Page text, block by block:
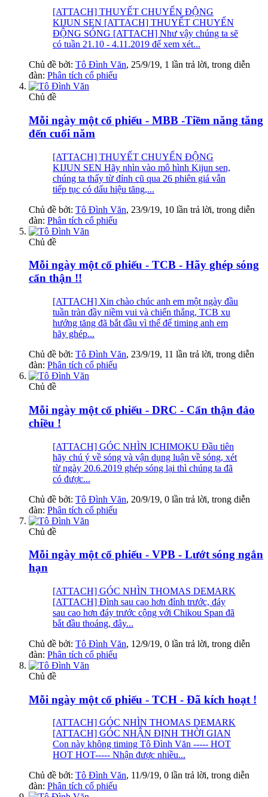
[ATTACH] THUYẾT CHUYỂN ĐỘNG
KIJUN SEN [ATTACH] THUYẾT CHUYỂN
ĐỘNG SÓNG [ATTACH] Như vậy chúng ta sẽ
có tuần 21.10 - 4.11.2019 để xem xét...
Chủ đề bởi: Tô Đình Văn, 25/9/19, 1 lần trả lời, trong diễn
đàn: Phân tích cổ phiếu
Chủ đề
Mỗi ngày một cổ phiếu - MBB -Tiềm năng tăng
đến cuối năm
[ATTACH] THUYẾT CHUYỂN ĐỘNG
KIJUN SEN Hãy nhìn vào mô hình Kijun sen,
chúng ta thấy từ đỉnh cũ qua 26 phiên giá vẫn
tiếp tục có dấu hiệu tăng,...
Chủ đề bởi: Tô Đình Văn, 23/9/19, 10 lần trả lời, trong diễn
đàn: Phân tích cổ phiếu
Chủ đề
Mỗi ngày một cổ phiếu - TCB - Hãy ghép sóng
cẩn thận !!
[ATTACH] Xin chào chúc anh em một ngày đầu
tuần tràn đầy niềm vui và chiến thắng, TCB xu
hướng tăng đã bắt đầu vì thế đế timing anh em
hãy ghép...
Chủ đề bởi: Tô Đình Văn, 23/9/19, 11 lần trả lời, trong diễn
đàn: Phân tích cổ phiếu
Chủ đề
Mỗi ngày một cổ phiếu - DRC - Cẩn thận đảo
chiều !
[ATTACH] GÓC NHÌN ICHIMOKU Đầu tiên
hãy chú ý về sóng và vận dụng luận về sóng, xét
từ ngày 20.6.2019 ghép sóng lại thì chúng ta đã
có được...
Chủ đề bởi: Tô Đình Văn, 20/9/19, 0 lần trả lời, trong diễn
đàn: Phân tích cổ phiếu
Chủ đề
Mỗi ngày một cổ phiếu - VPB - Lướt sóng ngắn
hạn
[ATTACH] GÓC NHÌN THOMAS DEMARK
[ATTACH] Đình sau cao hơn đỉnh trước, đáy
sau cao hơn đáy trước cộng với Chikou Span đã
bắt đầu thoáng, đây...
Chủ đề bởi: Tô Đình Văn, 12/9/19, 0 lần trả lời, trong diễn
đàn: Phân tích cổ phiếu
Chủ đề
Mỗi ngày một cổ phiếu - TCH - Đã kích hoạt !
[ATTACH] GÓC NHÌN THOMAS DEMARK
[ATTACH] GÓC NHẬN ĐỊNH THỜI GIAN
Con này không timing Tô Đình Văn ----- HOT
HOT HOT----- Nhận được nhiều...
Chủ đề bởi: Tô Đình Văn, 11/9/19, 0 lần trả lời, trong diễn
đàn: Phân tích cổ phiếu